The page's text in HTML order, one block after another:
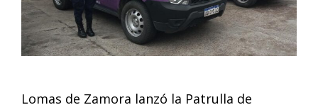
Lomas de Zamora lanzó la Patrulla de